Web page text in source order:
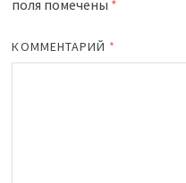
поля помечены *
КОММЕНТАРИЙ *